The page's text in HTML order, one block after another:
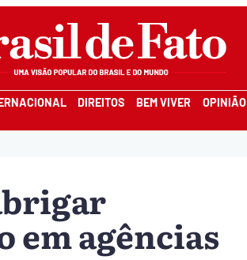
DIREITOS BEM VIVER OPINIÃO
em agências